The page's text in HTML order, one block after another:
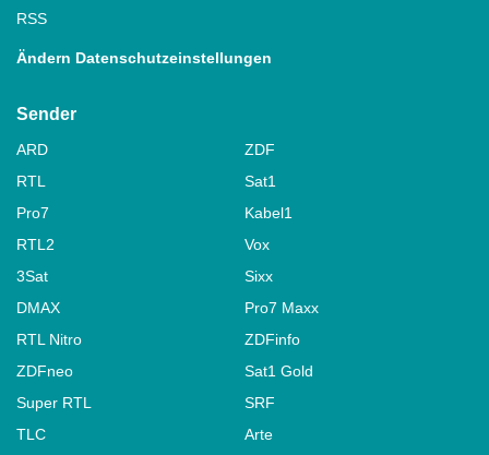
RSS
Ändern Datenschutzeinstellungen
Sender
ARD
ZDF
RTL
Sat1
Pro7
Kabel1
RTL2
Vox
3Sat
Sixx
DMAX
Pro7 Maxx
RTL Nitro
ZDFinfo
ZDFneo
Sat1 Gold
Super RTL
SRF
TLC
Arte